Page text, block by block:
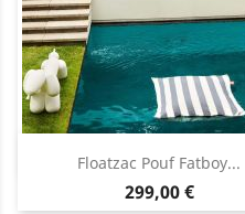
Floatzac Pouf Fatboy...
Prix
299,00 €
Aperçu rapide